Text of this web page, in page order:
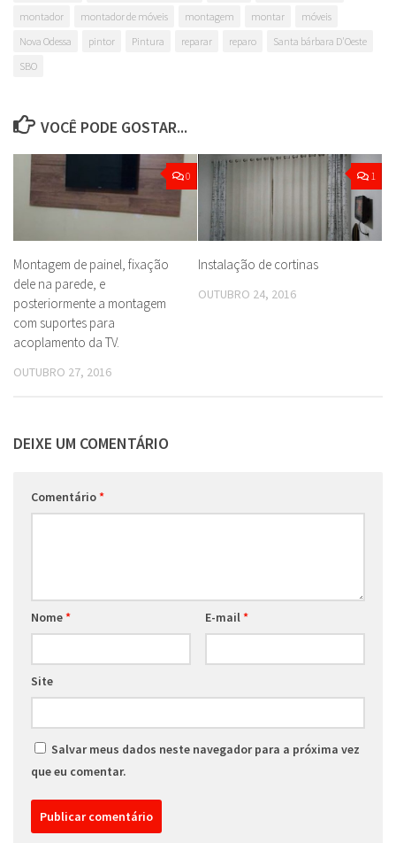
montador
montador de móveis montagem montar
móveis
Nova Odessa
pintor Pintura reparar reparo
Santa bárbara D'Oeste
SBO
VOCÊ PODE GOSTAR...
0
Montagem de painel, fixação
dele na parede, e
posteriormente a montagem
com suportes para
acoplamento da TV.
OUTUBRO 27, 2016
1
Instalação de cortinas
OUTUBRO 24, 2016
DEIXE UM COMENTÁRIO
Comentário*
Nome* E-mail *
Site
Salvar meus dados neste navegador para a próxima vez
que eu comentar.